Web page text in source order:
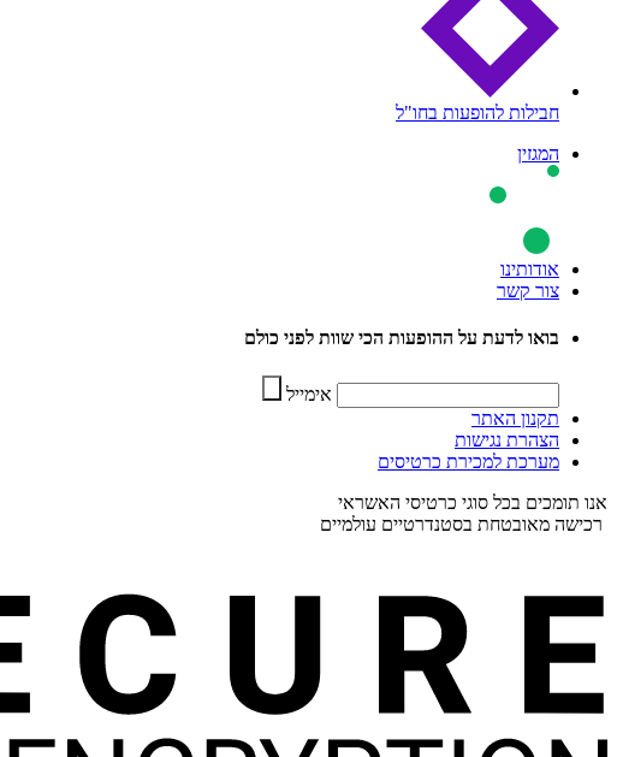
חבילות להופעות בחו"ל
המגזין
אודותינו
צור קשר
בואו לדעת על ההופעות הכי שוות לפני כולם
אימייל
תקנון האתר
הצהרת נגישות
מערכת למכירת כרטיסים
אנו תומכים בכל סוגי כרטיסי האשראי
רכישה מאובטחת בסטנדרטיים עולמיים